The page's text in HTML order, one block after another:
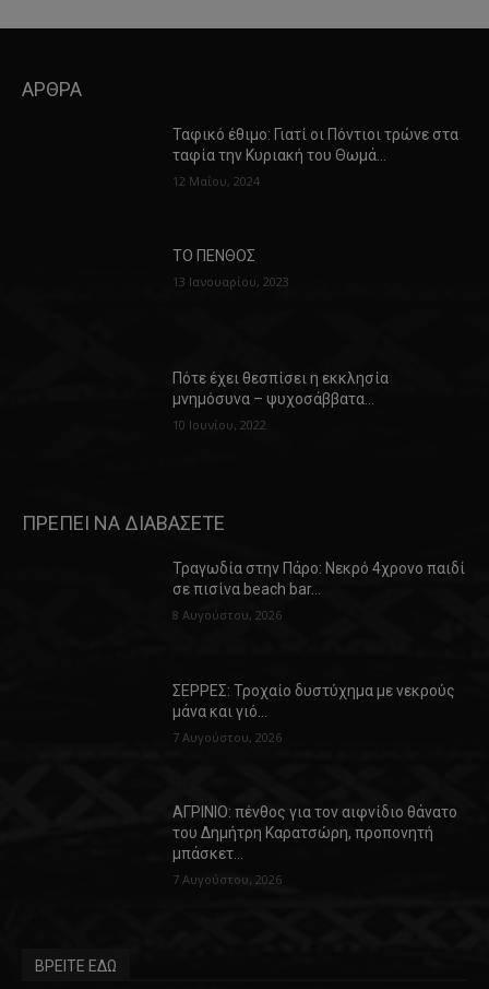
ΑΡΘΡΑ
Ταφικό έθιμο: Γιατί οι Πόντιοι τρώνε στα
ταφία την Κυριακή του Θωμά…
12 Μαΐου, 2024
ΤΟ ΠΕΝΘΟΣ
13 Ιανουαρίου, 2023
Πότε έχει θεσπίσει η εκκλησία
μνημόσυνα – ψυχοσάββατα…
10 Ιουνίου, 2022
ΠΡΕΠΕΙ ΝΑ ΔΙΑΒΑΣΕΤΕ
Τραγωδία στην Πάρο: Νεκρό 4χρονο παιδί
σε πισίνα beach bar…
8 Αυγούστου, 2026
ΣΕΡΡΕΣ: Τροχαίο δυστύχημα με νεκρούς
μάνα και γιό…
7 Αυγούστου, 2026
ΑΓΡΙΝΙΟ: πένθος για τον αιφνίδιο θάνατο
του Δημήτρη Καρατσώρη, προπονητή
μπάσκετ…
7 Αυγούστου, 2026
ΒΡΕΙΤΕ ΕΔΩ